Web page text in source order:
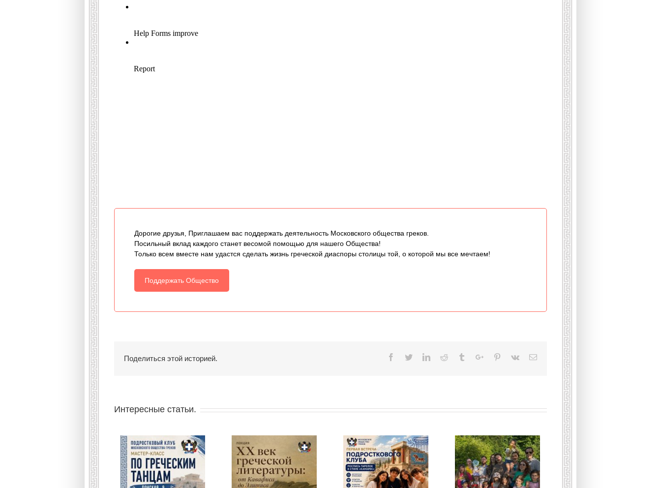
Дорогие друзья, Приглашаем вас поддержать деятельность Московского общества греков.
Посильный вклад каждого станет весомой помощью для нашего Общества!
Только всем вместе нам удастся сделать жизнь греческой диаспоры столицы той, о которой мы все мечтаем!
Поддержать Общество
Поделиться этой историей. Facebook
TwitterLinkedinReddit TumblrGoogle+Pinterest
Vk Email
Интересные статьи.